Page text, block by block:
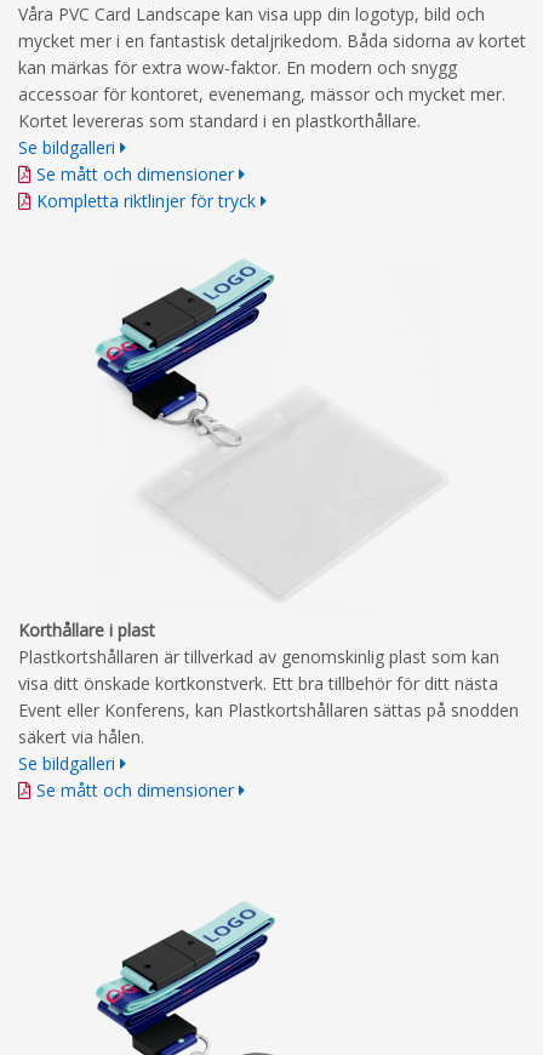
Våra PVC Card Landscape kan visa upp din logotyp, bild och
mycket mer i en fantastisk detaljrikedom. Båda sidorna av kortet
kan märkas för extra wow-faktor. En modern och snygg
accessoar för kontoret, evenemang, mässor och mycket mer.
Kortet levereras som standard i en plastkorthållare.
Se bildgalleri
Se mått och dimensioner
Kompletta riktlinjer för tryck
Korthållare i plast
Plastkortshållaren är tillverkad av genomskinlig plast som kan
visa ditt önskade kortkonstverk. Ett bra tillbehör för ditt nästa
Event eller Konferens, kan Plastkortshållaren sättas på snodden
säkert via hålen.
Se bildgalleri
Se mått och dimensioner